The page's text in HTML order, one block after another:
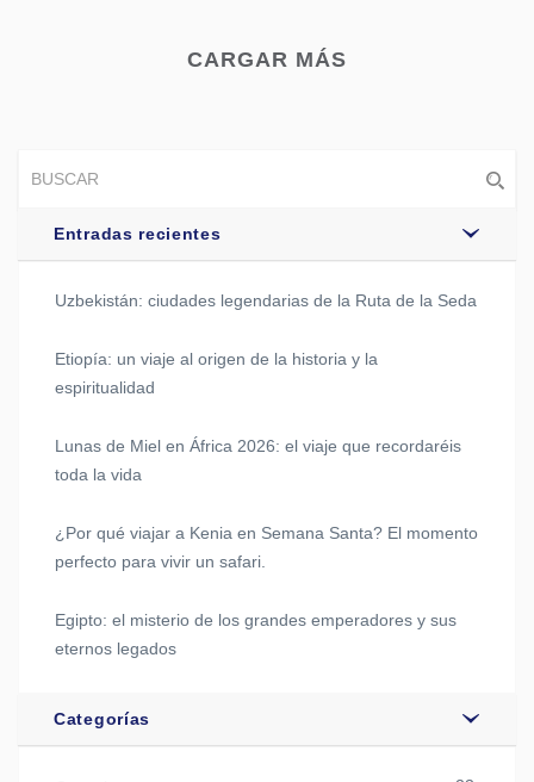
CARGAR MÁS
Entradas recientes
Uzbekistán: ciudades legendarias de la Ruta de la Seda
Etiopía: un viaje al origen de la historia y la
espiritualidad
Lunas de Miel en África 2026: el viaje que recordaréis
toda la vida
¿Por qué viajar a Kenia en Semana Santa? El momento
perfecto para vivir un safari.
Egipto: el misterio de los grandes emperadores y sus
eternos legados
Categorías